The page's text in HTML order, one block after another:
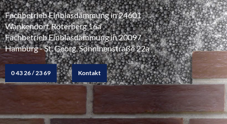
Fachbetrieb Einblasdämmung in 24601
Wankendorf, Röterberg 16a
Fachbetrieb Einblasdämmung in 20097
Hamburg - St. Georg, Sonninenstraße 22a
0 43 26 / 23 69 Kontakt